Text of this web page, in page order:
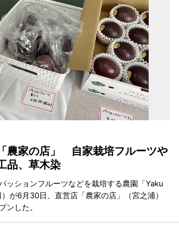
農家の店」 自家栽培フルーツや
品、草木染
ッションフルーツなどを栽培する農園「Yaku
が6月30日、直営店「農家の店」（宮之浦）
ンした。